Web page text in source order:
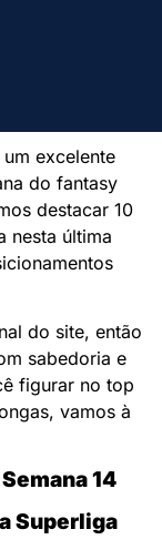
excelente
do fantasy
destacar 10
nesta última
do site, então
sabedoria e
figurar no top
vamos à
14
Superliga